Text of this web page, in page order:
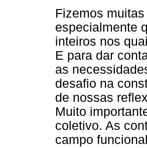
Fizemos
especialmente
inteiros nos
E para dar
as
desafio na
de nossas
Muito
coletivo. As
campo